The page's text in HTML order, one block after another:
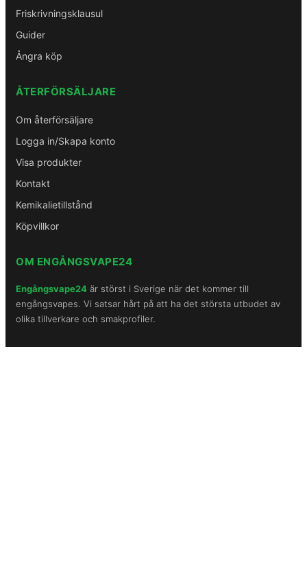
Friskrivningsklausul
Guider
Ångra köp
ÅTERFÖRSÄLJARE
Om återförsäljare
Logga in/Skapa konto
Visa produkter
Kontakt
Kemikalietillstånd
Köpvillkor
OM ENGÅNGSVAPE24
Engångsvape24 är störst i Sverige när det kommer till
engångsvapes. Vi satsar hårt på att ha det största utbudet av
olika tillverkare och smakprofiler.